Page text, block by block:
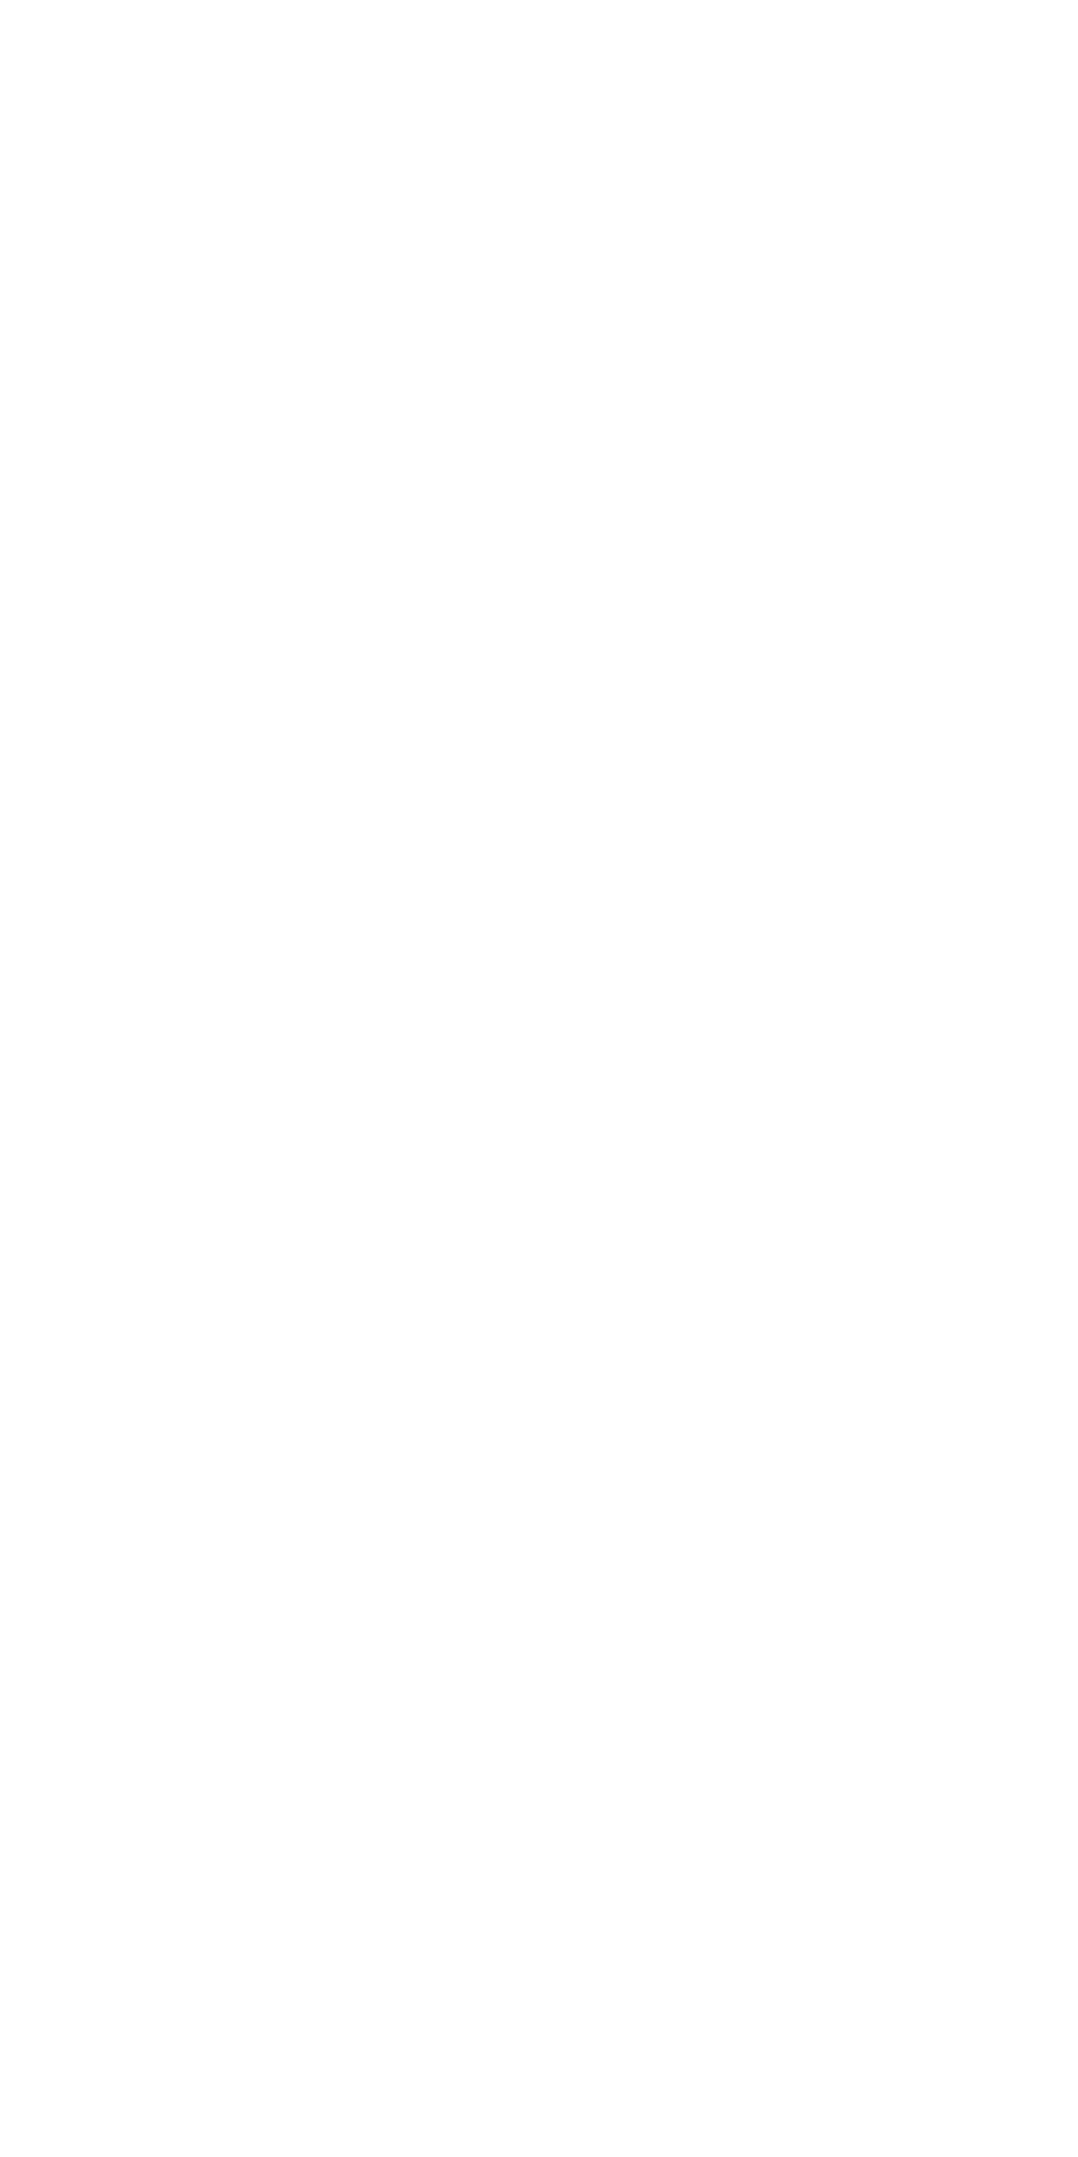
AI platformu za kibernetičku obranu
kakvu svijet tek otkriva
(npr. ChatGPT, Midjourney, Copilot)?
servis? Alpha servis nudi rješenja
telefon koji više ne traži kompromise